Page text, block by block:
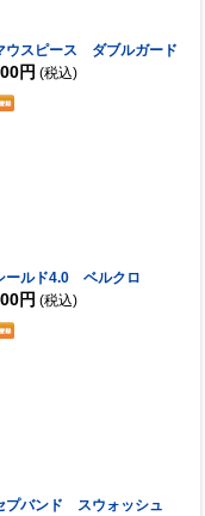
スピース ダブルガード
円 (税込)
ルド4.0 ベルクロ
円 (税込)
バンド スウォッシュ